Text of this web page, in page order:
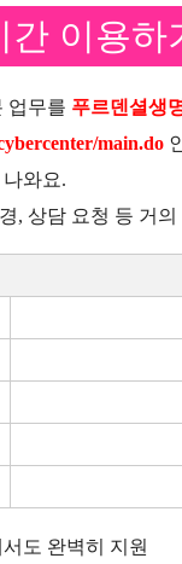
이용하
업무를 푸르덴셜생
main.do
와요.
, 상담 요청 등 거
도 완벽히 지원